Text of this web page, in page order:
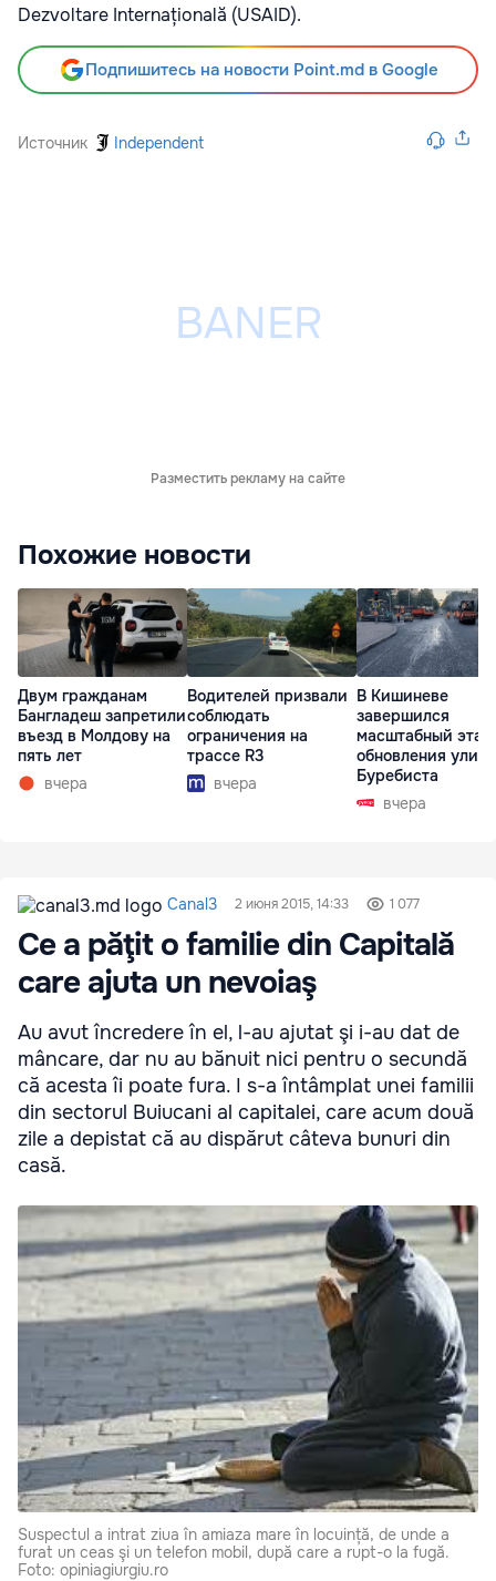
Dezvoltare Internațională (USAID).
Подпишитесь на новости Point.md в Google
Источник Independent
Разместить рекламу на сайте
Похожие новости
Двум гражданам
Бангладеш запретили
въезд в Молдову на
пять лет
вчера
Водителей призвали
соблюдать
ограничения на
трассе R3
вчера
В Кишиневе
завершился
масштабный этап
обновления
Буребиста
вчера
Canal3 2 июня 2015, 14:33 1 077
Ce a păţit o familie din Capitală
care ajuta un nevoiaş
Au avut încredere în el, l-au ajutat şi i-au dat de
mâncare, dar nu au bănuit nici pentru o secundă
că acesta îi poate fura. I s-a întâmplat unei familii
din sectorul Buiucani al capitalei, care acum două
zile a depistat că au dispărut câteva bunuri din
casă.
Suspectul a intrat ziua în amiaza mare în locuință, de unde a
furat un ceas şi un telefon mobil, după care a rupt-o la fugă.
Foto: opiniagiurgiu.ro